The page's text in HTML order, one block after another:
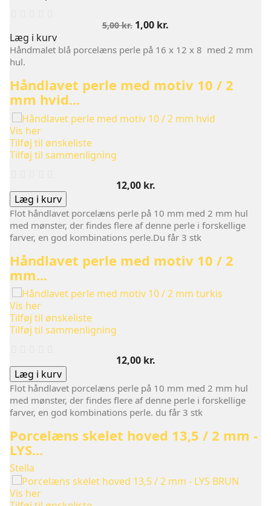
Normalpris
5,00 kr. Pris
1,00 kr.
Læg i kurv
Håndmalet blå porcelæns perle på 16 x 12 x 8 med 2 mm
hul.
Håndlavet perle med motiv 10 / 2
mm hvid...
Vis her
Tilføj til ønskeliste
Tilføj til sammenligning
Pris
12,00 kr.
Læg i kurv
Flot håndlavet porcelæns perle på 10 mm med 2 mm hul
med mønster, der findes flere af denne perle i forskellige
farver, en god kombinations perle.Du får 3 stk
Håndlavet perle med motiv 10 / 2
mm...
Vis her
Tilføj til ønskeliste
Tilføj til sammenligning
Pris
12,00 kr.
Læg i kurv
Flot håndlavet porcelæns perle på 10 mm med 2 mm hul
med mønster, der findes flere af denne perle i forskellige
farver, en god kombinations perle. du får 3 stk
Porcelæns skelet hoved 13,5 / 2 mm -
LYS...
Stella
Vis her